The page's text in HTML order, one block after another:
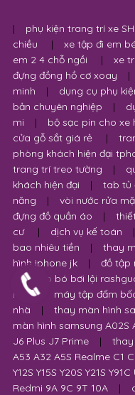
| phụ kiện trang trí xe SH
chiều
| xe tập đi em
em 2 4 chỗ ngồi
| xe
đựng đồng hồ cơ xoay
|
minh
| dụng cụ phụ
bản chuyên nghiệp
|
mi
| bộ sạc pin cho xe
cửa gỗ sắt giá rẻ
|
phòng khách hiện đại
trang trí treo tường
|
khách hiện đại
|
tab tủ
năng
| vòi nước rửa
đựng đồ quần áo
|
cư
| dịch vụ kế toán |
bao nhiêu tiền
| thay
hình iphone jk
| đồ tập
quần áo bó bơi lội
nhà
máy tập đấm
nhà
| thay màn hình
màn hình samsung A02S
J6 Plus J7 Prime
|
thay
A53 A32 A5S Realme C1
Y12S Y15S Y20S Y21S Y91C
Redmi 9A 9C 9T 10A
|